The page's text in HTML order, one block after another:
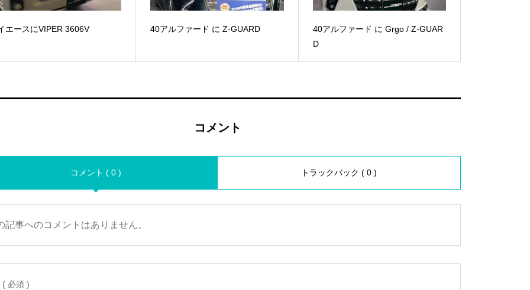
エースにVIPER 3606V 40アルファード に Z-GUARD
40アルファード に Grgo / Z-GUAR
D
コメント
コメント ( 0 ) トラックバック ( 0 )
記事へのコメントはありません。
( 必須 )